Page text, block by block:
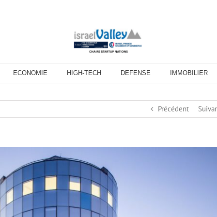
ECONOMIE HIGH-TECH DEFENSE IMMOBILIER
Précédent